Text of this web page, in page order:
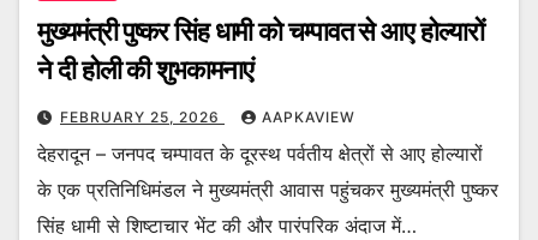
मुख्यमंत्री पुष्कर सिंह धामी को चम्पावत से आए होल्यारों
ने दी होली की शुभकामनाएं
FEBRUARY 25, 2026 AAPKAVIEW
देहरादून – जनपद चम्पावत के दूरस्थ पर्वतीय क्षेत्रों से आए होल्यारों
के एक प्रतिनिधिमंडल ने मुख्यमंत्री आवास पहुंचकर मुख्यमंत्री पुष्कर
सिंह धामी से शिष्टाचार भेंट की और पारंपरिक अंदाज में…